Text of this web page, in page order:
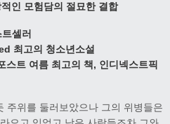
인 모험담의 절묘한 결합
셀러
최고의 청소년소설
스트 여름 최고의 책, 인디넥스트픽
주위를 둘러보았으나 그의 위병들은